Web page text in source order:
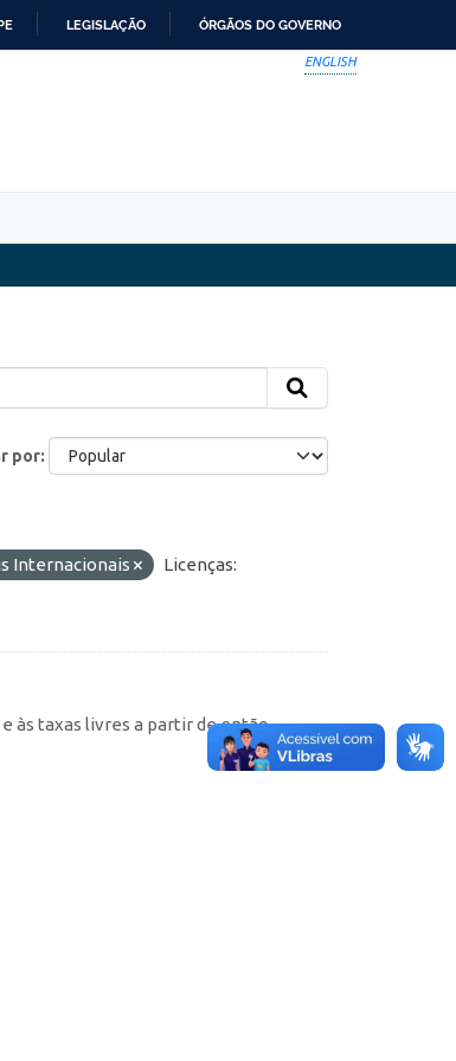
LEGISLAÇÃO ÓRGÃOS DO GOVERNO
ENGLISH
por
Internacionais
Licenças:
às taxas livres a partir de então